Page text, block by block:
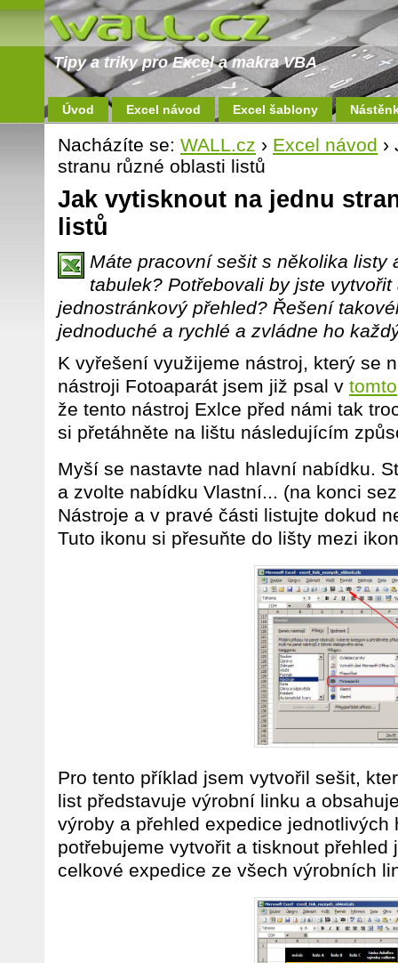
Tipy a triky pro Excel a makra VBA
Úvod Excel návod Excel šablony
Nacházíte se: WALL.cz › Excel návod ›
stranu různé oblasti listů
Jak vytisknout na jednu
listů
Máte pracovní sešit s několika listy
tabulek? Potřebovali by jste
jednostránkový přehled? Řešení
jednoduché a rychlé a zvládne ho
K vyřešení využijeme nástroj, který se
nástroji Fotoaparát jsem již psal v tomto
že tento nástroj Exlce před námi tak
si přetáhněte na lištu následujícím
Myší se nastavte nad hlavní nabídku.
a zvolte nabídku Vlastní... (na konci
Nástroje a v pravé části listujte dokud
Tuto ikonu si přesuňte do lišty mezi
Pro tento příklad jsem vytvořil sešit,
list představuje výrobní linku a
výroby a přehled expedice
potřebujeme vytvořit a tisknout přehled
celkové expedice ze všech výrobních